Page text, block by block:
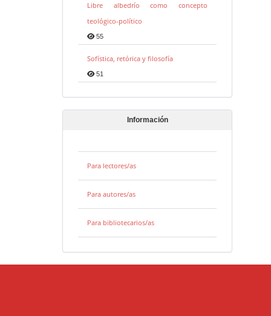
Libre albedrío como concepto
teológico-político
55
Sofística, retórica y filosofía
51
Información
Para lectores/as
Para autores/as
Para bibliotecarios/as